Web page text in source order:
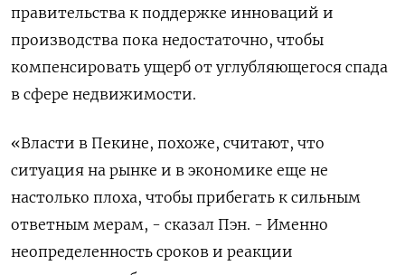
правительства к поддержке инноваций и
производства пока недостаточно, чтобы
компенсировать ущерб от углубляющегося спада
в сфере недвижимости.
«Власти в Пекине, похоже, считают, что
ситуация на рынке и в экономике еще не
настолько плоха, чтобы прибегать к сильным
ответным мерам, - сказал Пэн. - Именно
неопределенность сроков и реакции